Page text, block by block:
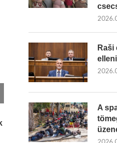
Raši
A